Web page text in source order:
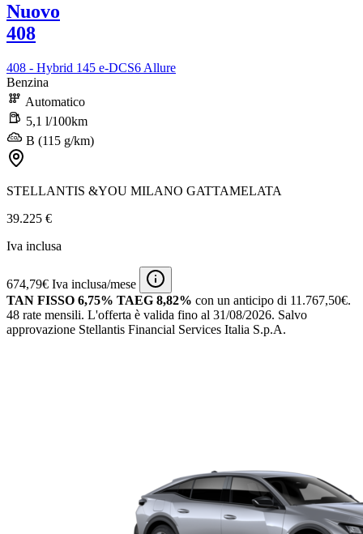
Nuovo
408
408 - Hybrid 145 e-DCS6 Allure
Benzina
Automatico
5,1 l/100km
B (115 g/km)
STELLANTIS &YOU MILANO GATTAMELATA
39.225 €
Iva inclusa
674,79€ Iva inclusa/mese
TAN FISSO 6,75% TAEG 8,82% con un anticipo di 11.767,50€.
48 rate mensili. L'offerta è valida fino al 31/08/2026. Salvo
approvazione Stellantis Financial Services Italia S.p.A.